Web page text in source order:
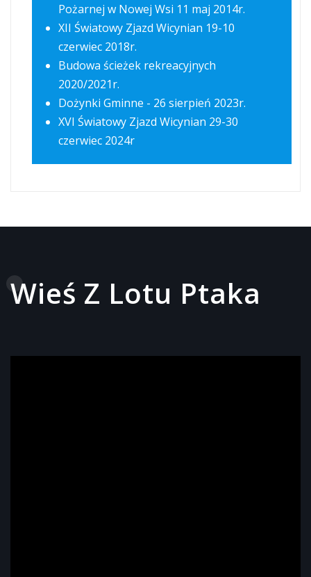
Pożarnej w Nowej Wsi 11 maj 2014r.
XII Światowy Zjazd Wicynian 19-10
czerwiec 2018r.
Budowa ścieżek rekreacyjnych
2020/2021r.
Dożynki Gminne - 26 sierpień 2023r.
XVI Światowy Zjazd Wicynian 29-30
czerwiec 2024r
Wieś Z Lotu Ptaka